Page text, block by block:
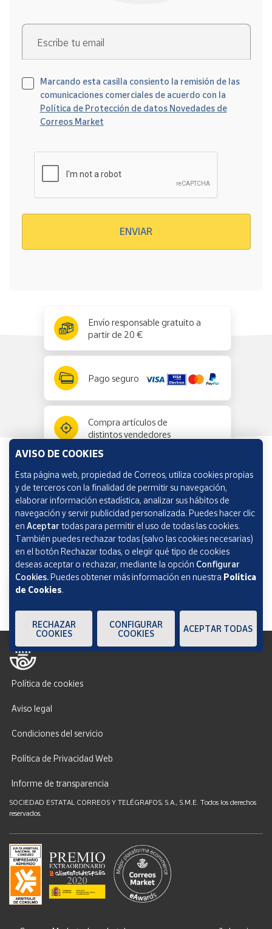
Escribe tu email
Marcando esta casilla consiento la remisión de las
comunicaciones comerciales de acuerdo con la
Política de Protección de datos Novedades de
Correos Market
ENVIAR
Envío responsable gratuito a
partir de 20 €
Pago seguro
Compra artículos de
distintos vendedores
Información y ayuda
Correos Market
Política de cookies
Aviso legal
Condiciones del servicio
Política de Privacidad Web
Informe de transparencia
SOCIEDAD ESTATAL CORREOS Y TELÉGRAFOS, S.A., S.M.E. Todos los derechos
reservados.
AVISO DE COOKIES
Esta página web, propiedad de Correos, utiliza cookies propias
y de terceros con la finalidad de permitir su navegación,
elaborar información estadística, analizar sus hábitos de
navegación y servir publicidad personalizada. Puedes hacer clic
en Aceptar todas para permitir el uso de todas las cookies.
También puedes rechazar todas (salvo las cookies necesarias)
en el botón Rechazar todas, o elegir qué tipo de cookies
deseas aceptar o rechazar, mediante la opción Configurar
Cookies.Puedes obtener más información en nuestra Política
de Cookies.
RECHAZAR
COOKIES
CONFIGURAR
COOKIES
ACEPTAR TODAS